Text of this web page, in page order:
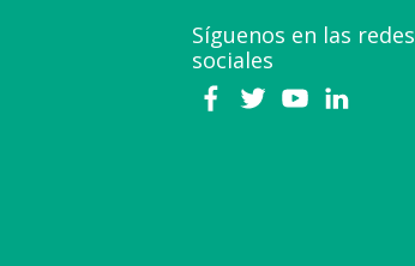
Síguenos en las redes
sociales